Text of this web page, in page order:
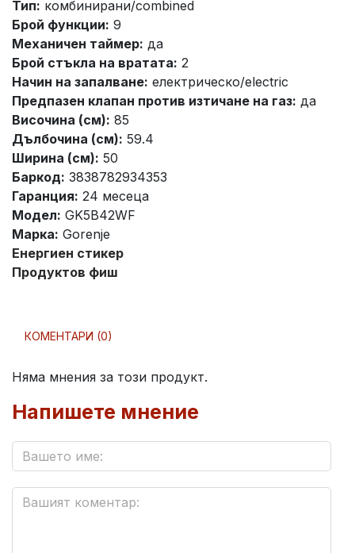
Тип: комбинирани/combined
Брой функции: 9
Механичен таймер: да
Брой стъкла на вратата: 2
Начин на запалване: електрическо/electric
Предпазен клапан против изтичане на газ: да
Височина (см): 85
Дълбочина (см): 59.4
Ширина (см): 50
Баркод: 3838782934353
Гаранция: 24 месеца
Модел: GK5B42WF
Марка: Gorenje
Енергиен стикер
Продуктов фиш
КОМЕНТАРИ (0)
Няма мнения за този продукт.
Напишете мнение